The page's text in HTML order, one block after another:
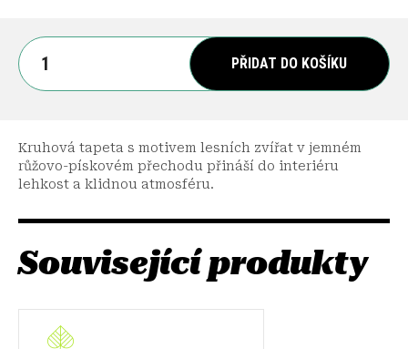
PŘIDAT DO KOŠÍKU
Kruhová tapeta s motivem lesních zvířat v jemném
růžovo-pískovém přechodu přináší do interiéru
lehkost a klidnou atmosféru.
Související produkty